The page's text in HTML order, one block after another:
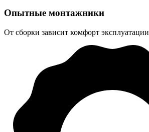
Опытные монтажники
От сборки зависит комфорт эксплуатации